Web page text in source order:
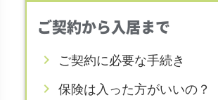
ご契約から入居まで
chevron_right ご契約に必要な手続き
chevron_right 保険は入った方がいいの？